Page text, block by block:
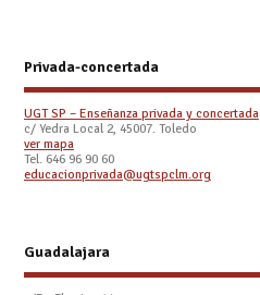
Privada-concertada
UGT SP – Enseñanza privada y concertada
c/ Yedra Local 2, 45007. Toledo
ver mapa
Tel. 646 96 90 60
educacionprivada@ugtspclm.org
Guadalajara